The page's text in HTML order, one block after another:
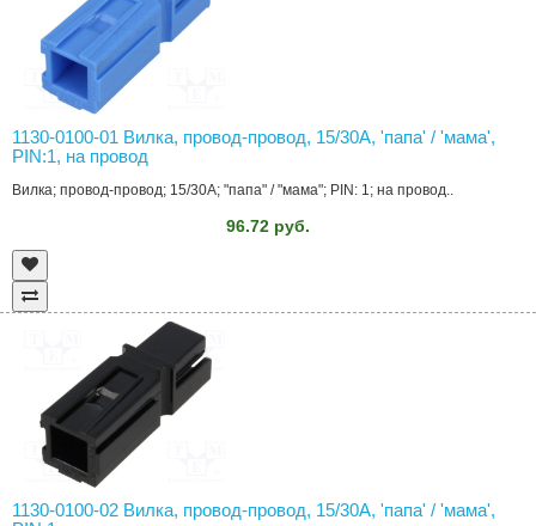
1130-0100-01 Вилка, провод-провод, 15/30A, 'папа' / 'мама',
PIN:1, на провод
Вилка; провод-провод; 15/30A; "папа" / "мама"; PIN: 1; на провод..
96.72 руб.
1130-0100-02 Вилка, провод-провод, 15/30A, 'папа' / 'мама',